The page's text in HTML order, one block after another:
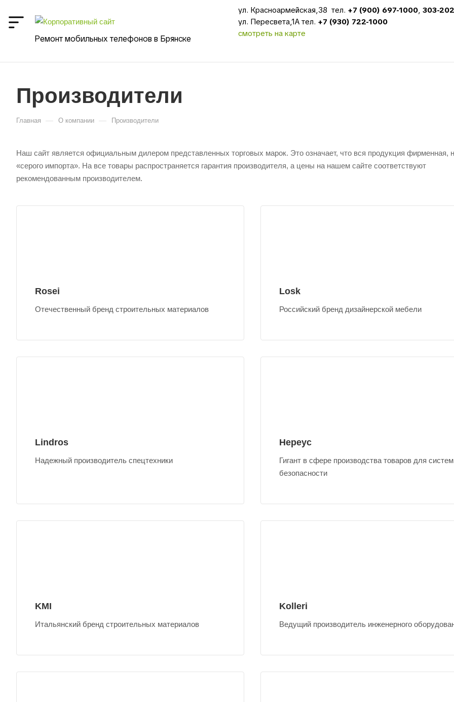
Ремонт мобильных телефонов в Брянске
ул. Красноармейская,38 тел. +7 (900) 697-1000,303-
ул. Пересвета,1А тел. +7 (930) 722-1000
смотреть на карте
Производители
Главная — О компании — Производители
Наш сайт является официальным дилером представленных торговых марок. Это означает, что вся продукция фирменная,
«серого импорта». На все товары распространяется гарантия производителя, а цены на нашем сайте соответствуют
рекомендованным производителем.
Rosei
Отечественный бренд строительных материалов
Losk
Российский бренд дизайнерской мебели
Lindros
Надежный производитель спецтехники
Нереус
Гигант в сфере производства товаров для
безопасности
KMI
Итальянский бренд строительных материалов
Kolleri
Ведущий производитель инженерного